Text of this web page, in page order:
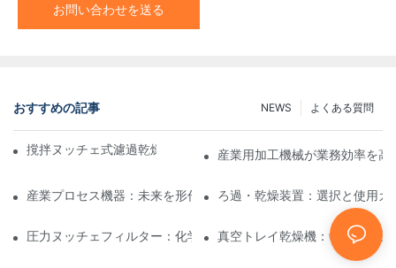
お問い合わせを送る
おすすめの記事 よくある質問
NEWS
撹拌ヌッチェ式濾過乾燥機と他の乾燥方法の比較産業用加工機械が業務効率を高
産業プロセス機器：未来を形作るイノベーションろ過・乾燥装置：選択と使用ガ
圧力ヌッチェフィルター：化学および食品産業における用途
真空トレイ乾燥機：敏感な製